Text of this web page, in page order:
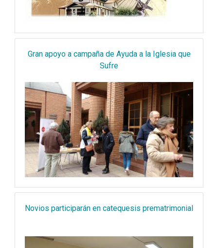
Gran apoyo a campaña de Ayuda a la Iglesia que
Sufre
Novios participarán en catequesis prematrimonial